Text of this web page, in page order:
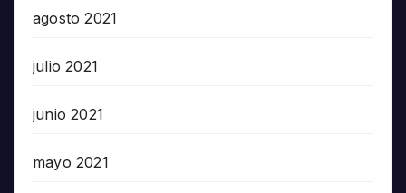
agosto 2021
julio 2021
junio 2021
mayo 2021